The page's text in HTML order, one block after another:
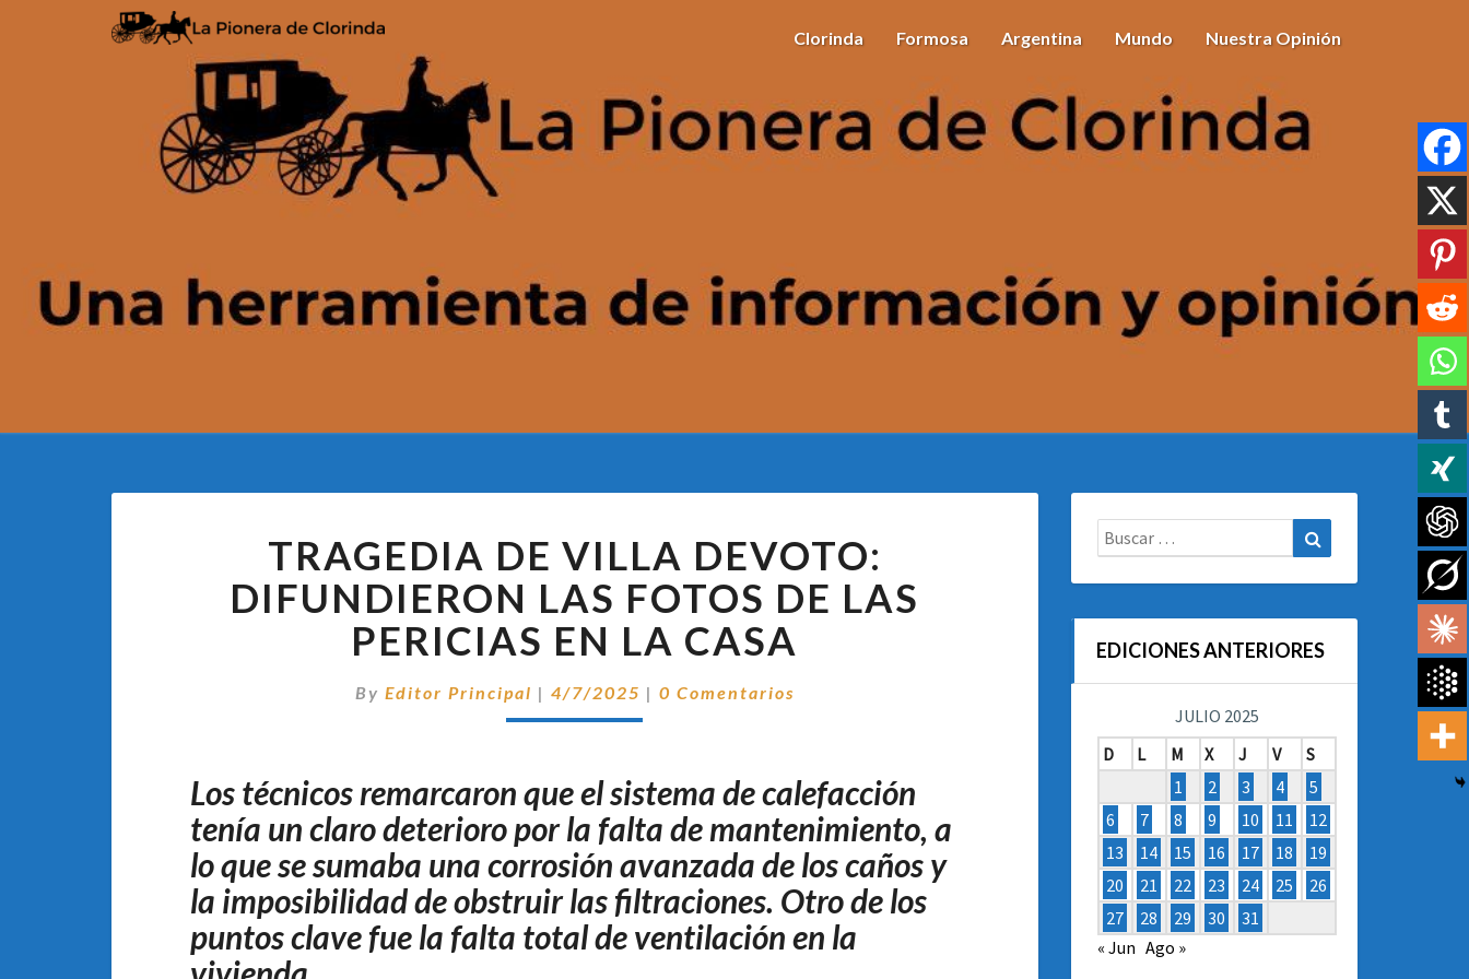
Clorinda Formosa Argentina Mundo Nuestra Opinión
DE
VILLA
DEVOTO:
DIFUNDIERON
LAS
FOTOS
DE
EN
LA
CASA
TRAGEDIA DE VILLA DEVOTO:
DIFUNDIERON LAS FOTOS DE LAS
PERICIAS EN LA CASA
By Editor Principal | 4/7/2025 | Comentarios
0 Comentarios
Los técnicos remarcaron que el sistema de calefacción
tenía un claro deterioro por la falta de mantenimiento, a
lo que se sumaba una corrosión avanzada de los caños y
la imposibilidad de obstruir las filtraciones. Otro de los
puntos clave fue la falta total de ventilación en la
Buscar:
EDICIONES ANTERIORES
JULIO 2025
D
L M X J V
S
1
2 3 4
5
6
7 8 9 10 11
12
13
14 15 16 17 18
19
20
21 22 23 24 25
26
27
28 29 30
31
« Jun Ago »